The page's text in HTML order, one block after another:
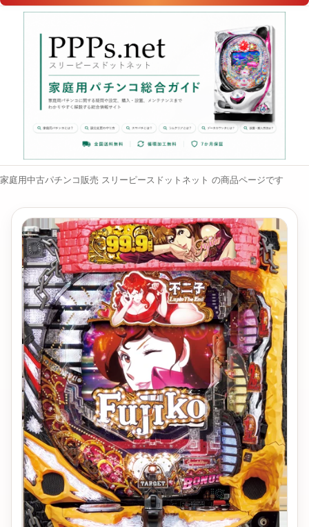
家庭用中古パチンコ販売 スリーピースドットネット の商品ページです